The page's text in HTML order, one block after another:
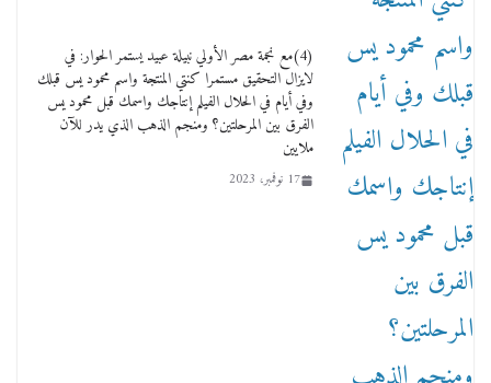
(4)مع نجمة مصر الأولي نبيلة عبيد يستمر الحوار: في
لايزال التحقيق مستمرا كنتي المنتجة واسم محمود يس قبلك
وفي أيام في الحلال الفيلم إنتاجك واسمك قبل محمود يس
الفرق بين المرحلتين؟ ومنجم الذهب الذي يدر للآن
ملايين
17 نوفمبر، 2023